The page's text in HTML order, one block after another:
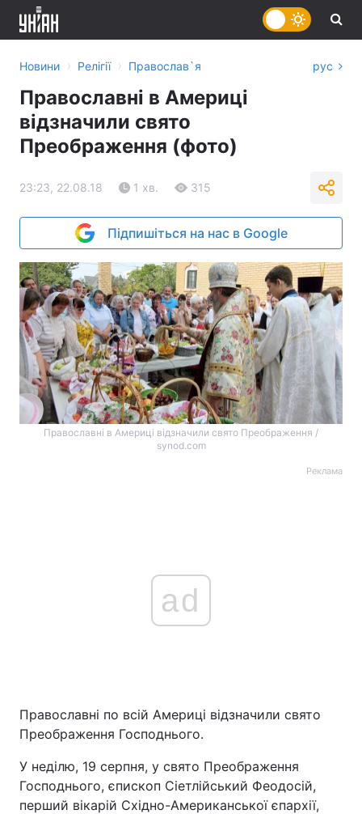
Головна Війна
Новини › Релігії › Православ`я рус
Православні в Америці
відзначили свято
Преображення (фото)
23:23, 22.08.18 1 хв. 315
Підпишіться на нас в Google
Православні в Америці відзначили свято Преображення /
synod.com
Реклама
ad
Православні по всій Америці відзначили свято
Преображення Господнього.
У неділю, 19 серпня, у свято Преображення
Господнього, єпископ Сіетлійський Феодосій,
перший вікарій Східно-Американської єпархії,